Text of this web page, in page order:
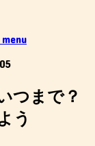
menu
つまで？
う